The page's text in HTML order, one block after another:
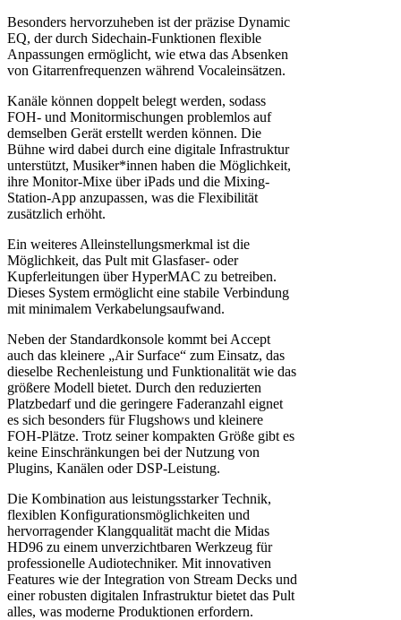
Besonders hervorzuheben ist der präzise Dynamic
EQ, der durch Sidechain-Funktionen flexible
Anpassungen ermöglicht, wie etwa das Absenken
von Gitarrenfrequenzen während Vocaleinsätzen.
Kanäle können doppelt belegt werden, sodass
FOH- und Monitormischungen problemlos auf
demselben Gerät erstellt werden können. Die
Bühne wird dabei durch eine digitale Infrastruktur
unterstützt, Musiker*innen haben die Möglichkeit,
ihre Monitor-Mixe über iPads und die Mixing-
Station-App anzupassen, was die Flexibilität
zusätzlich erhöht.
Ein weiteres Alleinstellungsmerkmal ist die
Möglichkeit, das Pult mit Glasfaser- oder
Kupferleitungen über HyperMAC zu betreiben.
Dieses System ermöglicht eine stabile Verbindung
mit minimalem Verkabelungsaufwand.
Neben der Standardkonsole kommt bei Accept
auch das kleinere „Air Surface“ zum Einsatz, das
dieselbe Rechenleistung und Funktionalität wie das
größere Modell bietet. Durch den reduzierten
Platzbedarf und die geringere Faderanzahl eignet
es sich besonders für Flugshows und kleinere
FOH-Plätze. Trotz seiner kompakten Größe gibt es
keine Einschränkungen bei der Nutzung von
Plugins, Kanälen oder DSP-Leistung.
Die Kombination aus leistungsstarker Technik,
flexiblen Konfigurationsmöglichkeiten und
hervorragender Klangqualität macht die Midas
HD96 zu einem unverzichtbaren Werkzeug für
professionelle Audiotechniker. Mit innovativen
Features wie der Integration von Stream Decks und
einer robusten digitalen Infrastruktur bietet das Pult
alles, was moderne Produktionen erfordern.